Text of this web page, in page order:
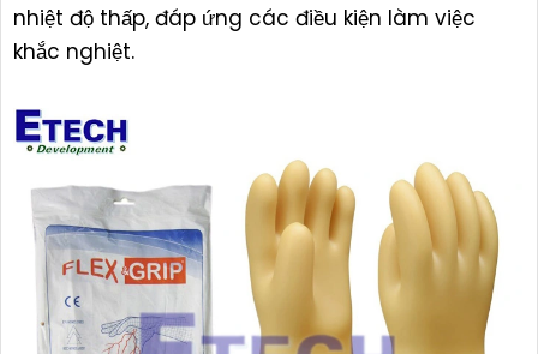
nhiệt độ thấp, đáp ứng các điều kiện làm việc
khắc nghiệt.